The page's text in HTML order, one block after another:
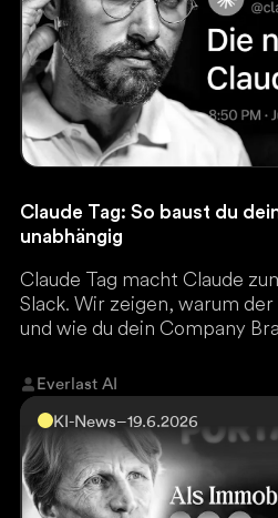
Claude Tag: So baust du
unabhängig
Claude Tag macht Claude
Slack. Wir zeigen, warum
und wie du dein Company
Everlast AI
KI-News–19.6.2026